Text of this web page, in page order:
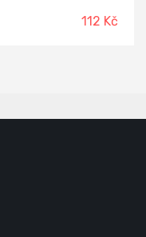
Ve vodě je z cela
112 Kč